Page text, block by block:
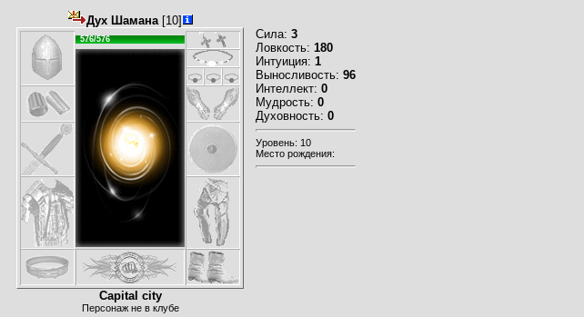
Дух Шамана[10]
576/576
Capital city
Персонаж не в клубе
Сила: 3
Ловкость: 180
Интуиция: 1
Выносливость: 96
Интеллект: 0
Мудрость: 0
Духовность: 0
Уровень: 10
Место рождения: